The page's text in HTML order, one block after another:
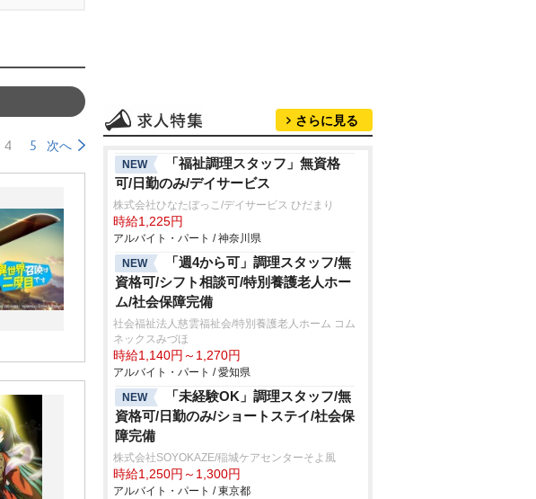
4 5 次へ
さらに見る
NEW
「福祉調理スタッフ」無資格
可/日勤のみ/デイサービス
株式会社ひなたぼっこ/デイサービス ひだまり
時給1,225円
アルバイト・パート / 神奈川県
NEW
「週4から可」調理スタッフ/無
資格可/シフト相談可/特別養護老人ホー
ム/社会保障完備
社会福祉法人慈雲福祉会/特別養護老人ホーム コム
ネックスみづほ
時給1,140円～1,270円
アルバイト・パート / 愛知県
NEW
「未経験OK」調理スタッフ/無
資格可/日勤のみ/ショートステイ/社会保
障完備
株式会社SOYOKAZE/稲城ケアセンターそよ風
時給1,250円～1,300円
アルバイト・パート / 東京都